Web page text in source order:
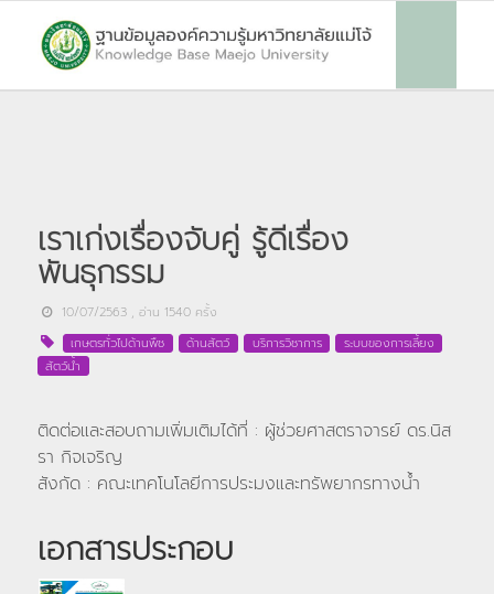
เราเก่งเรื่องจับคู่ รู้ดีเรื่อง
พันธุกรรม
10/07/2563, อ่าน 1540ครั้ง
เกษตรทั่วไปด้านพืช
ด้านสัตว์ บริการวิชาการ
ระบบของการเลี้ยง
สัตว์น้ำ
ติดต่อและสอบถามเพิ่มเติมได้ที่ : ผู้ช่วยศาสตราจารย์ ดร.นิส
รา กิจเจริญ
สังกัด : คณะเทคโนโลยีการประมงและทรัพยากรทางน้ำ
เอกสารประกอบ